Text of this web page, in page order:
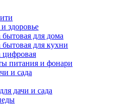
здоровье
бытовая для дома
бытовая для кухни
цифровая
питания и фонари
и сада
дачи и сада